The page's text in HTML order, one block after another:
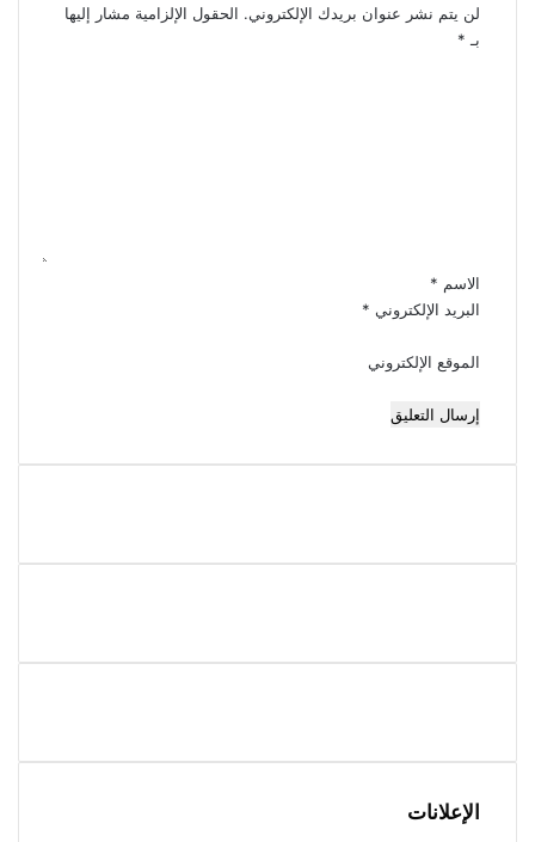
لن يتم نشر عنوان بريدك الإلكتروني. الحقول الإلزامية مشار إليها
بـ *
الاسم *
البريد الإلكتروني *
الموقع الإلكتروني
الإعلانات